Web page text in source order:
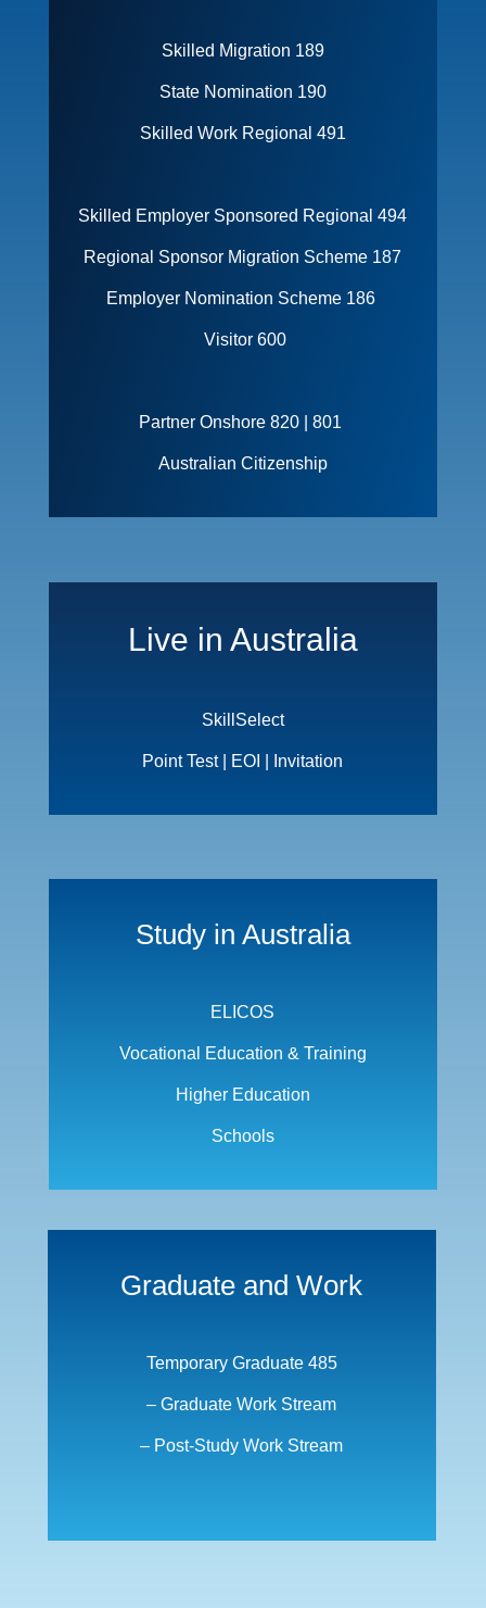
Skilled Migration 189
State Nomination 190
Skilled Work Regional 491
Skilled Employer Sponsored Regional 494
Regional Sponsor Migration Scheme 187
Employer Nomination Scheme 186
Visitor 600
Partner Onshore 820 | 801
Australian Citizenship
Live in Australia
SkillSelect
Point Test | EOI | Invitation
Study in Australia
ELICOS
Vocational Education & Training
Higher Education
Schools
Graduate and Work
Temporary Graduate 485
– Graduate Work Stream
– Post-Study Work Stream